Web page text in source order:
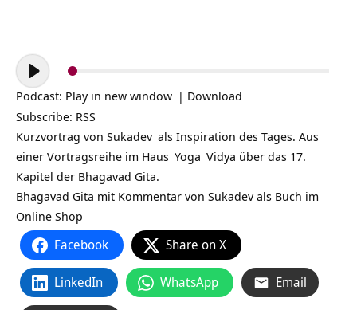
Audio-
Player
Podcast: Play in new window | Download
Subscribe: RSS
Kurzvortrag von Sukadev als Inspiration des Tages. Aus
einer Vortragsreihe im Haus Yoga Vidya über das 17.
Kapitel der Bhagavad Gita.
Bhagavad Gita mit Kommentar von Sukadev als Buch im
Online Shop
Facebook Share on X
LinkedIn WhatsApp Email